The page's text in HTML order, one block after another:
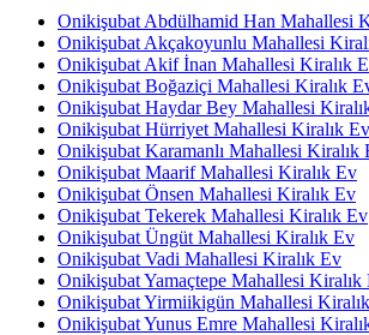
Onikişubat Abdülhamid Han Mahallesi
Onikişubat Akçakoyunlu Mahallesi
Onikişubat Akif İnan Mahallesi Kiralık
Onikişubat Boğaziçi Mahallesi Kiralık
Onikişubat Haydar Bey Mahallesi
Onikişubat Hürriyet Mahallesi Kiralık Ev
Onikişubat Karamanlı Mahallesi Kiralık
Onikişubat Maarif Mahallesi Kiralık Ev
Onikişubat Önsen Mahallesi Kiralık Ev
Onikişubat Tekerek Mahallesi Kiralık Ev
Onikişubat Üngüt Mahallesi Kiralık Ev
Onikişubat Vadi Mahallesi Kiralık Ev
Onikişubat Yamaçtepe Mahallesi Kiralık
Onikişubat Yirmiikigün Mahallesi
Onikişubat Yunus Emre Mahallesi